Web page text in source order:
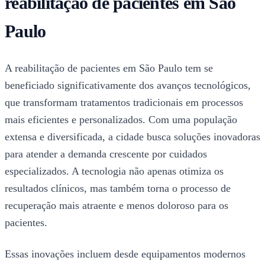
Paulo
A reabilitação de pacientes em São Paulo tem se
beneficiado significativamente dos avanços tecnológicos,
que transformam tratamentos tradicionais em processos
mais eficientes e personalizados. Com uma população
extensa e diversificada, a cidade busca soluções inovadoras
para atender a demanda crescente por cuidados
especializados. A tecnologia não apenas otimiza os
resultados clínicos, mas também torna o processo de
recuperação mais atraente e menos doloroso para os
pacientes.
Essas inovações incluem desde equipamentos modernos